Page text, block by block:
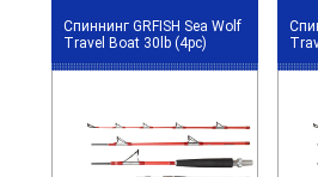
Спиннинг GRFISH Sea Wolf
Travel Boat 30lb (4pc)